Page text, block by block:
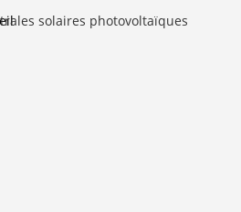
solaires photovoltaïques